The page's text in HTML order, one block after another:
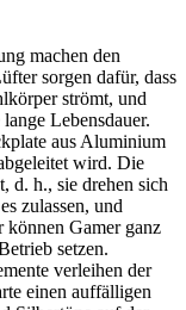
machen den
sorgen dafür, dass
strömt, und
Lebensdauer.
aus Aluminium
wird. Die
d. h., sie drehen sich
zulassen, und
Gamer ganz
setzen.
verleihen der
einen auffälligen